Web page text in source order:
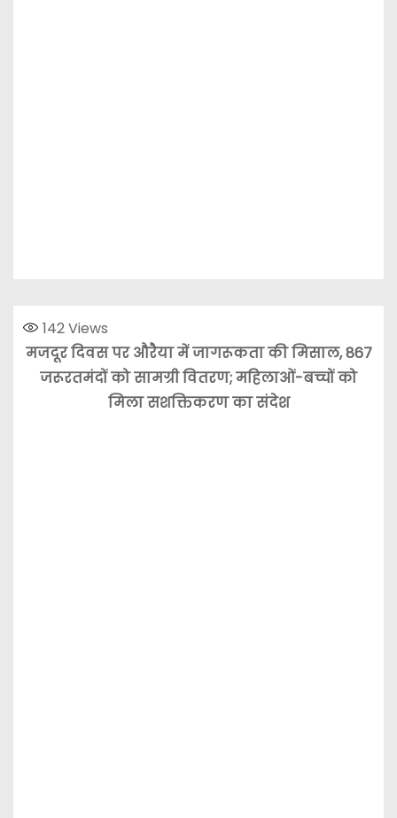
142Views
मजदूर दिवस पर औरैया में जागरूकता की मिसाल, 867
जरूरतमंदों को सामग्री वितरण; महिलाओं-बच्चों को
मिला सशक्तिकरण का संदेश